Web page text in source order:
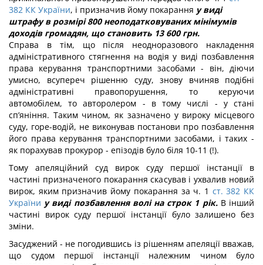
382 КК України, і призначив йому покарання у виді
штрафу в розмірі 800 неоподатковуваних мінімумів
доходів громадян, що становить 13 600 грн.
Справа в тім, що після неодноразового накладення
адміністративного стягнення на водія у виді позбавлення
права керування транспортними засобами - він, діючи
умисно, всупереч рішенню суду, знову вчиняв подібні
адміністративні правопорушення, то керуючи
автомобілем, то авторолером - в тому числі - у стані
сп’яніння. Таким чином, як зазначено у вироку місцевого
суду, горе-водій, не виконував постанови про позбавлення
його права керування транспортними засобами, і таких -
як порахував прокурор - епізодів було біля 10-11 (!).
Тому апеляційний суд вирок суду першої інстанції в
частині призначеного покарання скасував і ухвалив новий
вирок, яким призначив йому покарання за ч. 1 ст. 382 КК
України у виді позбавлення волі на строк 1 рік.В інший
частині вирок суду першої інстанції було залишено без
зміни.
Засуджений - не погодившись із рішенням апеляції вважав,
що судом першої інстанції належним чином було